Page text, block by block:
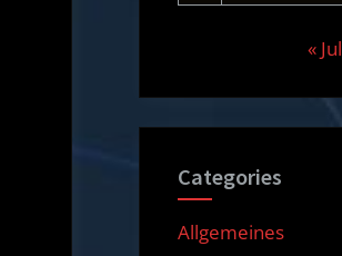
« Jul
Categories
Allgemeines